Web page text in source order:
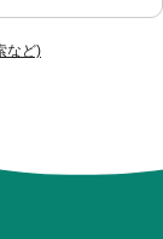
など)